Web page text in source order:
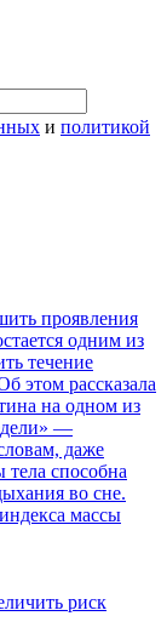
и политикой
проявления
одним из
течение
этом рассказала
на одном из
—
даже
тела способна
во сне.
массы